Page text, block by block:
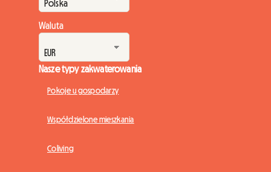
Waluta
Nasze typy zakwaterowania
Pokoje u gospodarzy
Współdzielone mieszkania
Coliving